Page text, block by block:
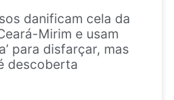
danificam cela da
Mirim e usam
para disfarçar, mas
descoberta